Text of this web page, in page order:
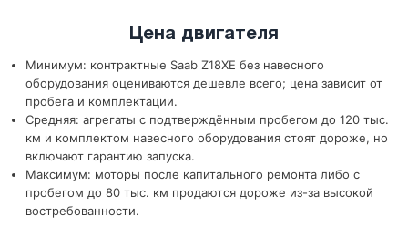
Цена двигателя
Минимум: контрактные Saab Z18XE без навесного
оборудования оцениваются дешевле всего; цена зависит от
пробега и комплектации.
Средняя: агрегаты с подтверждённым пробегом до 120 тыс.
км и комплектом навесного оборудования стоят дороже, но
включают гарантию запуска.
Максимум: моторы после капитального ремонта либо с
пробегом до 80 тыс. км продаются дороже из-за высокой
востребованности.